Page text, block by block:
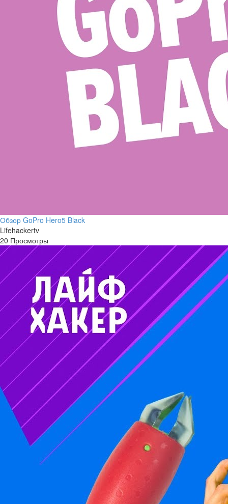
Обзор GoPro Hero5 Black
Lifehackertv
20 Просмотры